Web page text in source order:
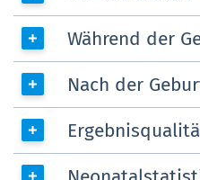
Während der
Nach der